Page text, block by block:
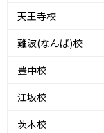
天王寺校
難波(なんば)校
豊中校
江坂校
茨木校